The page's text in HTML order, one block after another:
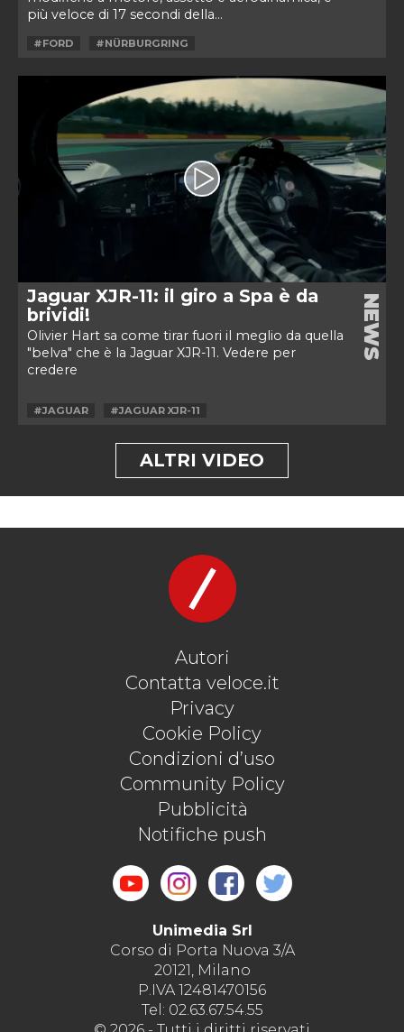
più veloce di 17 secondi della...
#FORD #NÜRBURGRING
Jaguar XJR-11: il giro a Spa è da
brividi!
Olivier Hart sa come tirar fuori il meglio da quella
"belva" che è la Jaguar XJR-11. Vedere per
credere
NEWS
#JAGUAR #JAGUAR XJR-11
ALTRI VIDEO
Autori
Contatta veloce.it
Privacy
Cookie Policy
Condizioni d’uso
Community Policy
Pubblicità
Notifiche push
Unimedia Srl
Corso di Porta Nuova 3/A
20121, Milano
P.IVA 12481470156
Tel: 02.63.67.54.55